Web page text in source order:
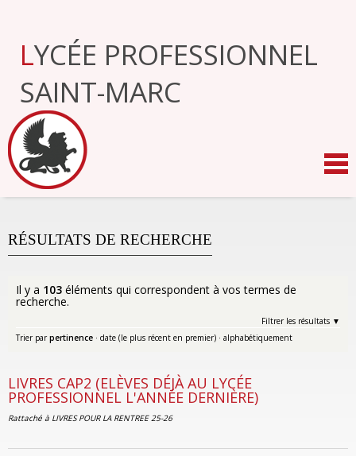
navigation
LYCÉE PROFESSIONNEL
SAINT-MARC
RÉSULTATS DE RECHERCHE
Il y a 103 éléments qui correspondent à vos termes de
recherche.
Filtrer les résultats
Trier par pertinence · date (le plus récent en premier) · alphabétiquement
LIVRES CAP2 (ELÈVES DÉJÀ AU LYCÉE
PROFESSIONNEL L'ANNÉE DERNIÈRE)
Rattaché à LIVRES POUR LA RENTREE 25-26